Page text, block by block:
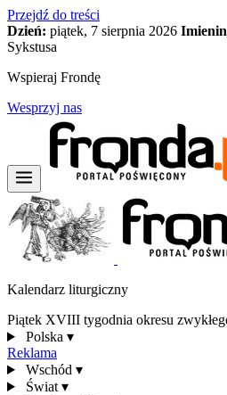
Przejdź do treści
Dzień: piątek, 7 sierpnia 2026
Sykstusa
Wspieraj Frondę
Wesprzyj nas
Kalendarz liturgiczny
Piątek XVIII tygodnia okresu
Polska ▾
Reklama
Wschód ▾
Świat ▾